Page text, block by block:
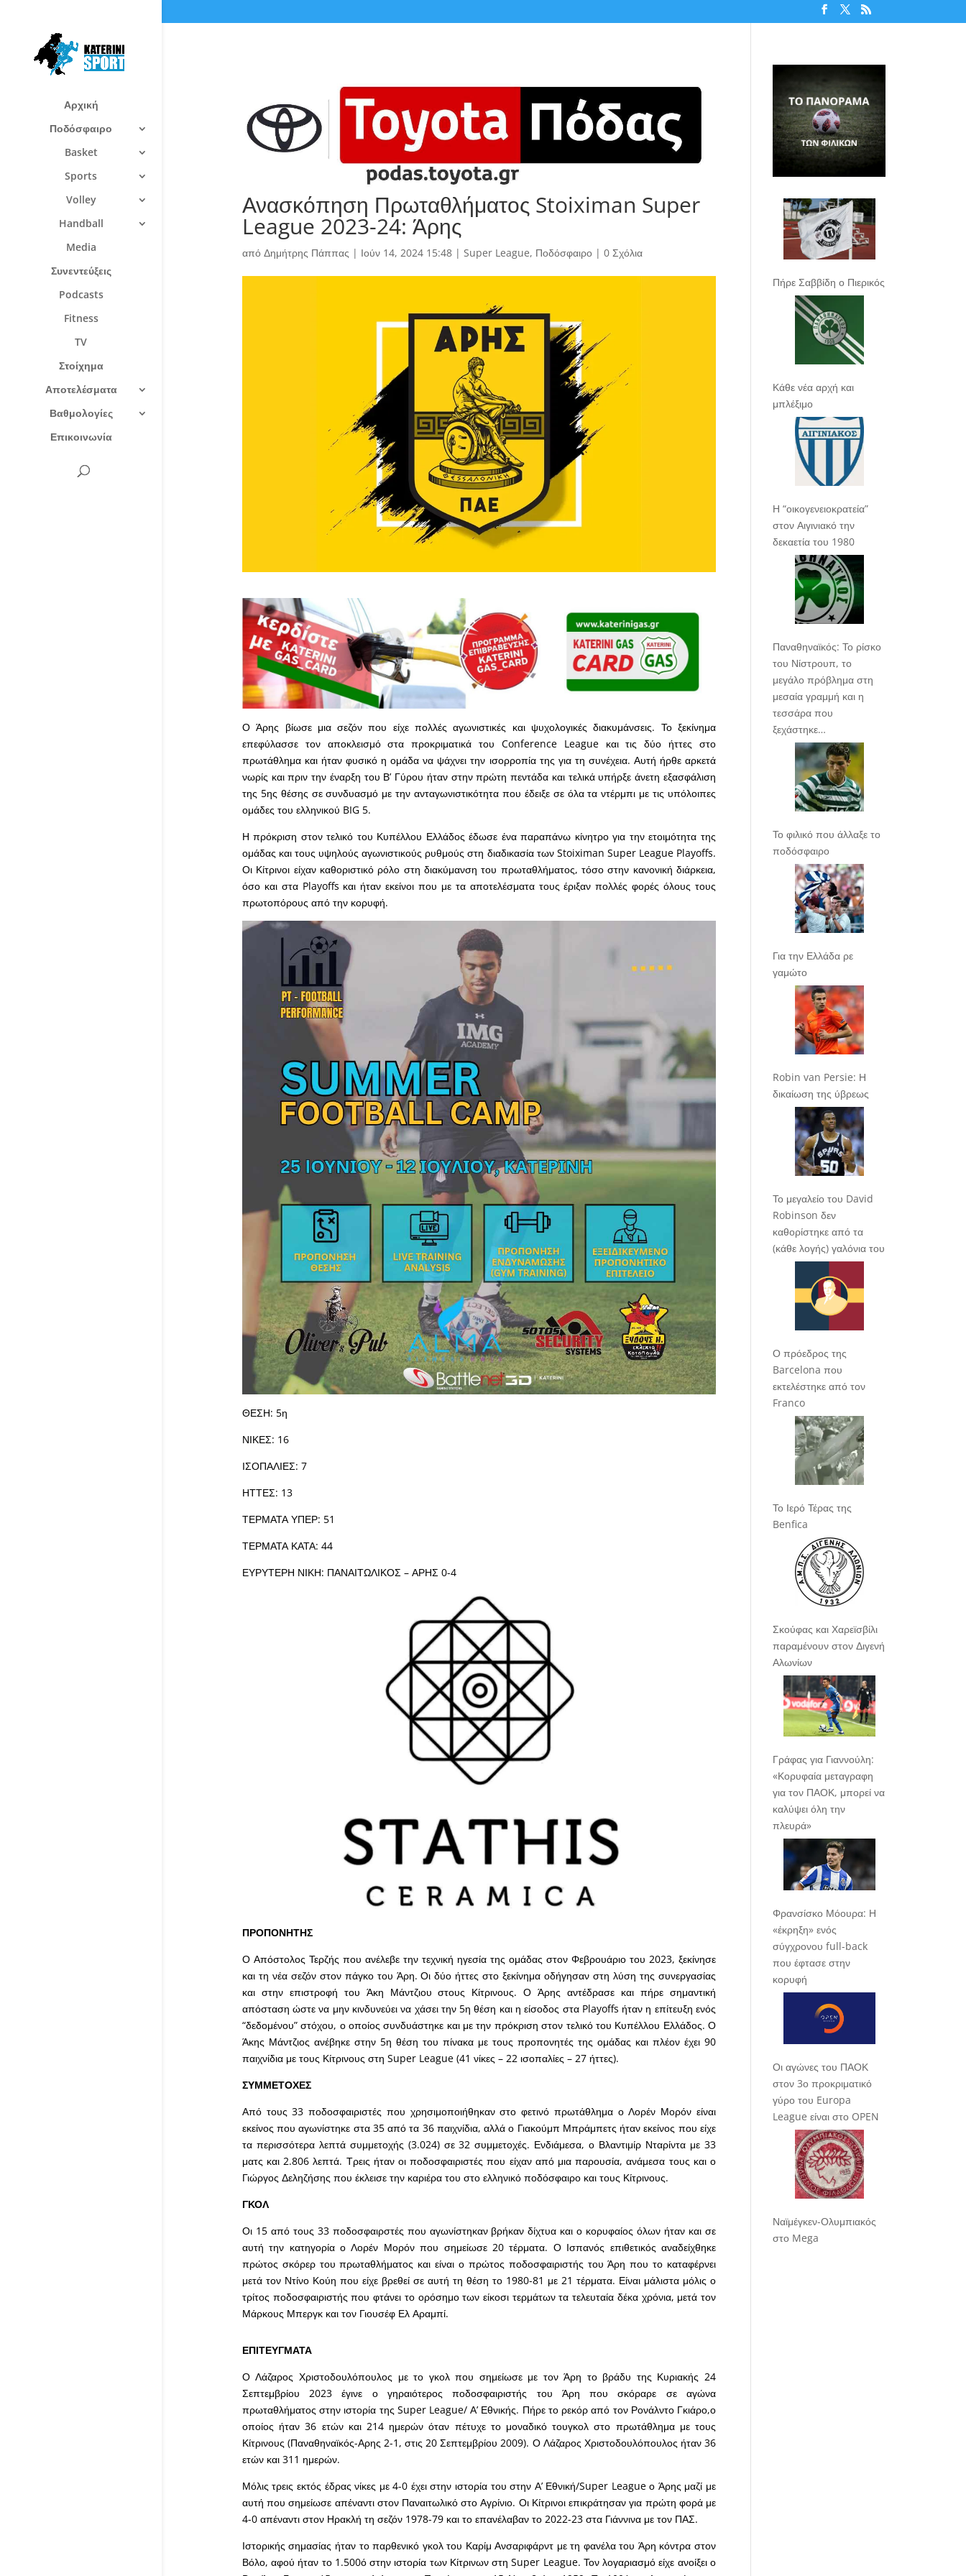
Αρχική
Ποδόσφαιρο
Basket
Sports
Volley
Handball
Media
Συνεντεύξεις
Podcasts
Fitness
TV
Στοίχημα
Αποτελέσματα
Βαθμολογίες
Επικοινωνία
Ανασκόπηση Πρωταθλήματος Stoiximan Super
League 2023-24: Άρης
από Δημήτρης Πάππας | Ιούν 14, 2024 15:48| Super League, Ποδόσφαιρο| 0 Σχόλια
Ο Άρης βίωσε μια σεζόν που είχε πολλές αγωνιστικές και ψυχολογικές διακυμάνσεις. Το ξεκίνημα
επεφύλασσε τον αποκλεισμό στα προκριματικά του Conference League και τις δύο ήττες στο
πρωτάθλημα και ήταν φυσικό η ομάδα να ψάχνει την ισορροπία της για τη συνέχεια. Αυτή ήρθε αρκετά
νωρίς και πριν την έναρξη του Β’ Γύρου ήταν στην πρώτη πεντάδα και τελικά υπήρξε άνετη εξασφάλιση
της 5ης θέσης σε συνδυασμό με την ανταγωνιστικότητα που έδειξε σε όλα τα ντέρμπι με τις υπόλοιπες
ομάδες του ελληνικού BIG 5.
Η πρόκριση στον τελικό του Κυπέλλου Ελλάδος έδωσε ένα παραπάνω κίνητρο για την ετοιμότητα της
ομάδας και τους υψηλούς αγωνιστικούς ρυθμούς στη διαδικασία των Stoiximan Super League Playoffs.
Οι Κίτρινοι είχαν καθοριστικό ρόλο στη διακύμανση του πρωταθλήματος, τόσο στην κανονική διάρκεια,
όσο και στα Playoffs και ήταν εκείνοι που με τα αποτελέσματα τους έριξαν πολλές φορές όλους τους
πρωτοπόρους από την κορυφή.
ΘΕΣΗ: 5η
ΝΙΚΕΣ: 16
ΙΣΟΠΑΛΙΕΣ: 7
ΗΤΤΕΣ: 13
ΤΕΡΜΑΤΑ ΥΠΕΡ: 51
ΤΕΡΜΑΤΑ ΚΑΤΑ: 44
ΕΥΡΥΤΕΡΗ ΝΙΚΗ: ΠΑΝΑΙΤΩΛΙΚΟΣ – ΑΡΗΣ 0-4
ΠΡΟΠΟΝΗΤΗΣ
Ο Απόστολος Τερζής που ανέλεβε την τεχνική ηγεσία της ομάδας στον Φεβρουάριο του 2023, ξεκίνησε
και τη νέα σεζόν στον πάγκο του Άρη. Οι δύο ήττες στο ξεκίνημα οδήγησαν στη λύση της συνεργασίας
και στην επιστροφή του Άκη Μάντζιου στους Κίτρινους. Ο Άρης αντέδρασε και πήρε σημαντική
απόσταση ώστε να μην κινδυνεύει να χάσει την 5η θέση και η είσοδος στα Playoffs ήταν η επίτευξη ενός
“δεδομένου” στόχου, ο οποίος συνδυάστηκε και με την πρόκριση στον τελικό του Κυπέλλου Ελλάδος. Ο
Άκης Μάντζιος ανέβηκε στην 5η θέση του πίνακα με τους προπονητές της ομάδας και πλέον έχει 90
παιχνίδια με τους Κίτρινους στη Super League (41 νίκες – 22 ισοπαλίες – 27 ήττες).
ΣΥΜΜΕΤΟΧΕΣ
Από τους 33 ποδοσφαιριστές που χρησιμοποιήθηκαν στο φετινό πρωτάθλημα ο Λορέν Μορόν είναι
εκείνος που αγωνίστηκε στα 35 από τα 36 παιχνίδια, αλλά ο Γιακούμπ Μπράμπετς ήταν εκείνος που είχε
τα περισσότερα λεπτά συμμετοχής (3.024) σε 32 συμμετοχές. Ενδιάμεσα, ο Βλαντιμίρ Νταρίντα με 33
ματς και 2.806 λεπτά. Τρεις ήταν οι ποδοσφαιριστές που είχαν από μια παρουσία, ανάμεσα τους και ο
Γιώργος Δεληζήσης που έκλεισε την καριέρα του στο ελληνικό ποδόσφαιρο και τους Κίτρινους.
ΓΚΟΛ
Οι 15 από τους 33 ποδοσφαιρστές που αγωνίστηκαν βρήκαν δίχτυα και ο κορυφαίος όλων ήταν και σε
αυτή την κατηγορία ο Λορέν Μορόν που σημείωσε 20 τέρματα. Ο Ισπανός επιθετικός αναδείχθηκε
πρώτος σκόρερ του πρωταθλήματος και είναι ο πρώτος ποδοσφαιριστής του Άρη που το καταφέρνει
μετά τον Ντίνο Κούη που είχε βρεθεί σε αυτή τη θέση το 1980-81 με 21 τέρματα. Είναι μάλιστα μόλις ο
τρίτος ποδοσφαιριστής που φτάνει το ορόσημο των είκοσι τερμάτων τα τελευταία δέκα χρόνια, μετά τον
Μάρκους Μπεργκ και τον Γιουσέφ Ελ Αραμπί.
ΕΠΙΤΕΥΓΜΑΤΑ
Ο Λάζαρος Χριστοδουλόπουλος με το γκολ που σημείωσε με τον Άρη το βράδυ της Κυριακής 24
Σεπτεμβρίου 2023 έγινε ο γηραιότερος ποδοσφαιριστής του Άρη που σκόραρε σε αγώνα
πρωταθλήματος στην ιστορία της Super League/ Α’ Εθνικής. Πήρε το ρεκόρ από τον Ρονάλντο Γκιάρο,ο
οποίος ήταν 36 ετών και 214 ημερών όταν πέτυχε το μοναδικό τουγκολ στο πρωτάθλημα με τους
Κίτρινους (Παναθηναϊκός-Αρης 2-1, στις 20 Σεπτεμβρίου 2009). Ο Λάζαρος Χριστοδουλόπουλος ήταν 36
ετών και 311 ημερών.
Μόλις τρεις εκτός έδρας νίκες με 4-0 έχει στην ιστορία του στην Α’ Εθνική/Super League ο Άρης μαζί με
αυτή που σημείωσε απέναντι στον Παναιτωλικό στο Αγρίνιο. Οι Κίτρινοι επικράτησαν για πρώτη φορά με
4-0 απέναντι στον Ηρακλή τη σεζόν 1978-79 και το επανέλαβαν το 2022-23 στα Γιάννινα με τον ΠΑΣ.
Ιστορικής σημασίας ήταν το παρθενικό γκολ του Καρίμ Ανσαριφάρντ με τη φανέλα του Άρη κόντρα στον
Βόλο, αφού ήταν το 1.500ό στην ιστορία των Κίτρινων στη Super League. Τον λογαριασμό είχε ανοίξει ο
Πήρε Σαββίδη ο Πιερικός
Κάθε νέα αρχή και
μπλέξιμο
Η “οικογενειοκρατεία”
στον Αιγινιακό την
δεκαετία του 1980
Παναθηναϊκός: Το ρίσκο
του Νίστρουπ, το
μεγάλο πρόβλημα στη
μεσαία γραμμή και η
τεσσάρα που
ξεχάστηκε…
Το φιλικό που άλλαξε το
ποδόσφαιρο
Για την Ελλάδα ρε
γαμώτο
Robin van Persie: Η
δικαίωση της ύβρεως
Το μεγαλείο του David
Robinson δεν
καθορίστηκε από τα
(κάθε λογής) γαλόνια του
Ο πρόεδρος της
Barcelona που
εκτελέστηκε από τον
Franco
Το Ιερό Τέρας της
Benfica
Σκούφας και Χαρεϊσβίλι
παραμένουν στον Διγενή
Αλωνίων
Γράφας για Γιαννούλη:
«Κορυφαία μεταγραφη
για τον ΠΑΟΚ, μπορεί να
καλύψει όλη την
πλευρά»
Φρανσίσκο Μόουρα: Η
«έκρηξη» ενός
σύγχρονου full-back
που έφτασε στην
κορυφή
Οι αγώνες του ΠΑΟΚ
στον 3ο προκριματικό
γύρο του Europa
League είναι στο OPEN
Ναϊμέγκεν-Ολυμπιακός
στο Mega